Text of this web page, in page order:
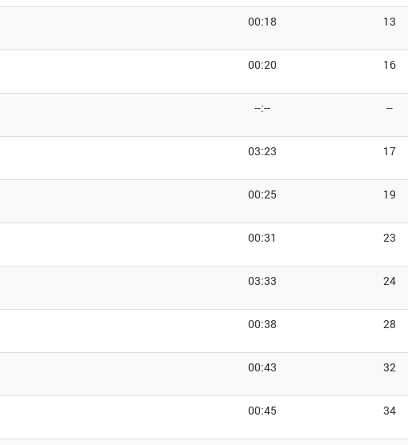
00:18 13
00:20 16
--:-- --
03:23 17
00:25 19
00:31 23
03:33 24
00:38 28
00:43 32
00:45 34